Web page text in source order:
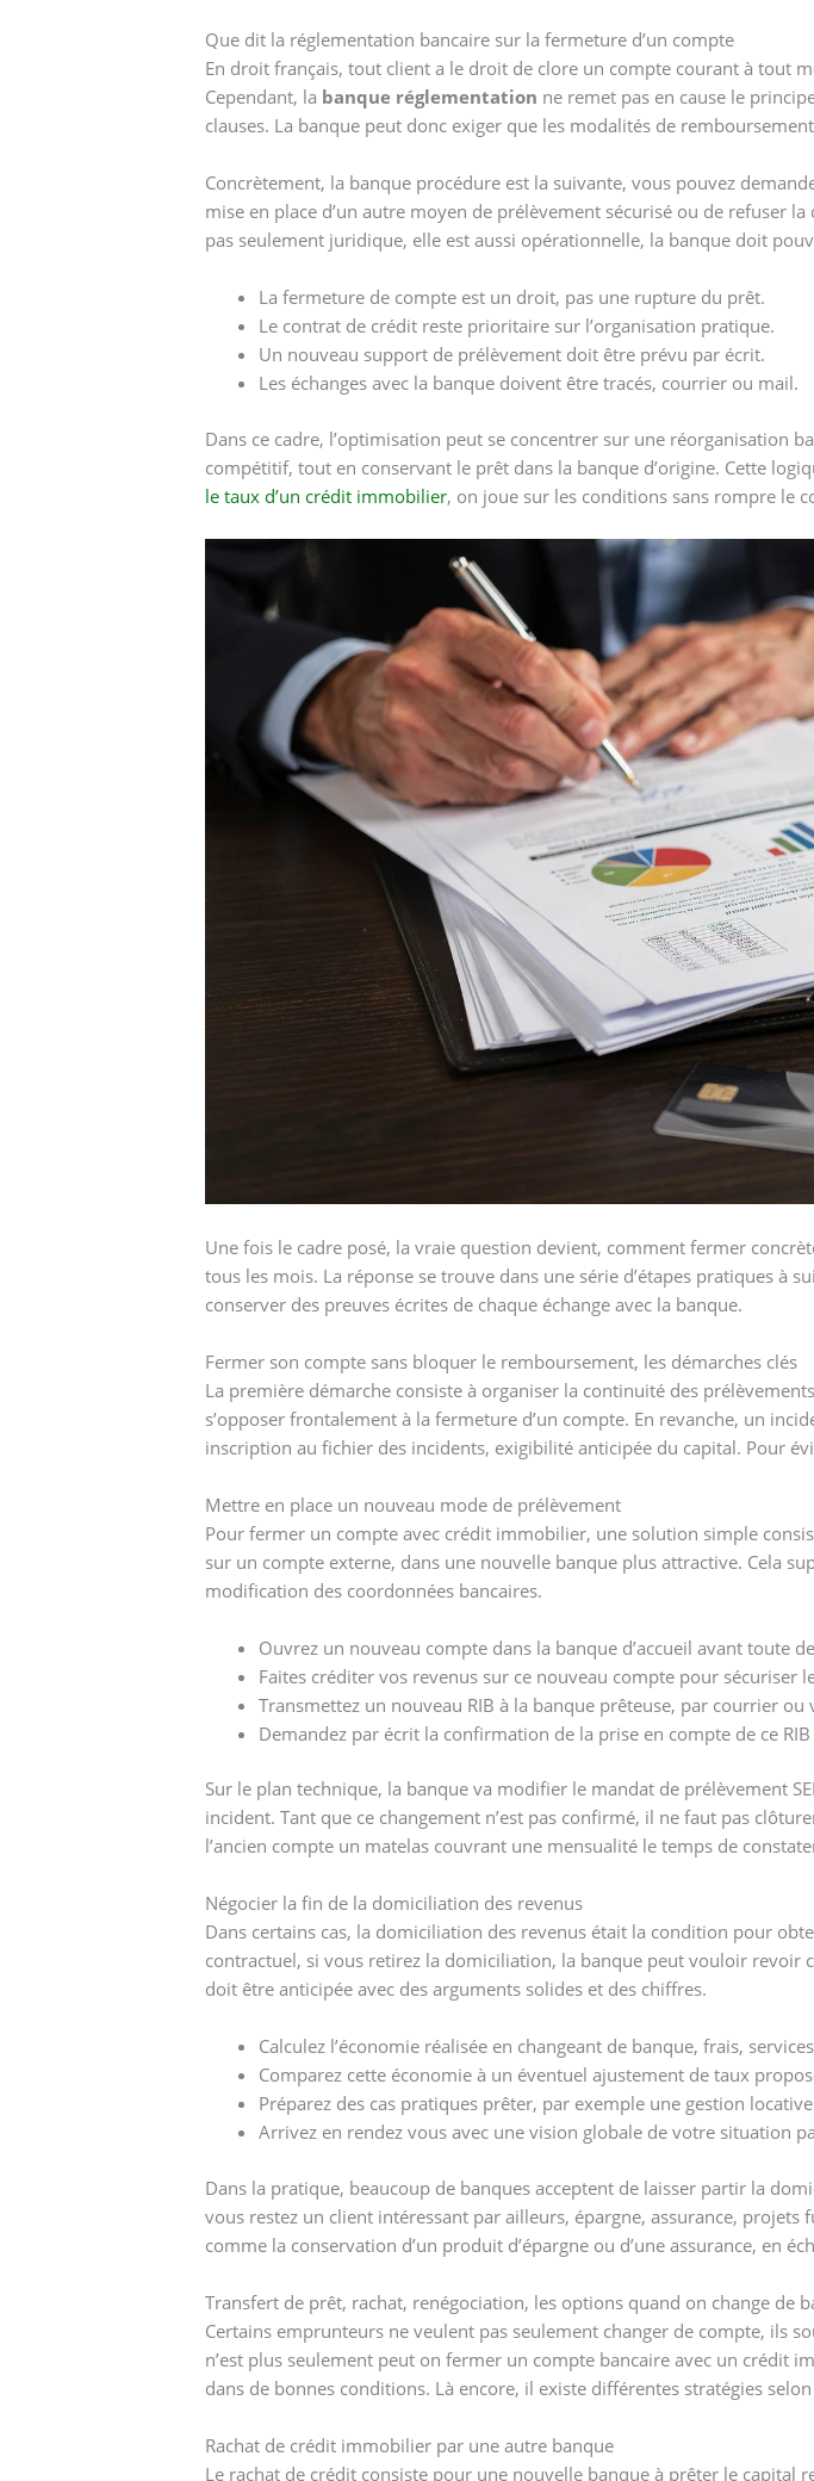
Que dit la réglementation bancaire sur la fermeture d’un compte
En droit français, tout client a le droit de clore un compte courant à tout
Cependant, la banque réglementation ne remet pas en cause le
clauses. La banque peut donc exiger que les modalités de
Concrètement, la banque procédure est la suivante, vous pouvez
mise en place d’un autre moyen de prélèvement sécurisé ou de refuser
pas seulement juridique, elle est aussi opérationnelle, la banque doit
La fermeture de compte est un droit, pas une rupture du prêt.
Le contrat de crédit reste prioritaire sur l’organisation pratique.
Un nouveau support de prélèvement doit être prévu par écrit.
Les échanges avec la banque doivent être tracés, courrier ou mail.
Dans ce cadre, l’optimisation peut se concentrer sur une réorganisation
compétitif, tout en conservant le prêt dans la banque d’origine. Cette
le taux d’un crédit immobilier, on joue sur les conditions sans rompre le
Une fois le cadre posé, la vraie question devient, comment fermer
tous les mois. La réponse se trouve dans une série d’étapes pratiques à
conserver des preuves écrites de chaque échange avec la banque.
Fermer son compte sans bloquer le remboursement, les démarches clés
La première démarche consiste à organiser la continuité des
s’opposer frontalement à la fermeture d’un compte. En revanche, un
inscription au fichier des incidents, exigibilité anticipée du capital. Pour
Mettre en place un nouveau mode de prélèvement
Pour fermer un compte avec crédit immobilier, une solution simple
sur un compte externe, dans une nouvelle banque plus attractive. Cela
modification des coordonnées bancaires.
Ouvrez un nouveau compte dans la banque d’accueil avant toute
Faites créditer vos revenus sur ce nouveau compte pour sécuriser
Transmettez un nouveau RIB à la banque prêteuse, par courrier ou
Demandez par écrit la confirmation de la prise en compte de ce
Sur le plan technique, la banque va modifier le mandat de prélèvement
incident. Tant que ce changement n’est pas confirmé, il ne faut pas
l’ancien compte un matelas couvrant une mensualité le temps de
Négocier la fin de la domiciliation des revenus
Dans certains cas, la domiciliation des revenus était la condition pour
contractuel, si vous retirez la domiciliation, la banque peut vouloir revoir
doit être anticipée avec des arguments solides et des chiffres.
Calculez l’économie réalisée en changeant de banque, frais,
Comparez cette économie à un éventuel ajustement de taux
Préparez des cas pratiques prêter, par exemple une gestion
Arrivez en rendez vous avec une vision globale de votre situation
Dans la pratique, beaucoup de banques acceptent de laisser partir la
vous restez un client intéressant par ailleurs, épargne, assurance,
comme la conservation d’un produit d’épargne ou d’une assurance, en
Transfert de prêt, rachat, renégociation, les options quand on change de
Certains emprunteurs ne veulent pas seulement changer de compte, ils
n’est plus seulement peut on fermer un compte bancaire avec un crédit
dans de bonnes conditions. Là encore, il existe différentes stratégies
Rachat de crédit immobilier par une autre banque
Le rachat de crédit consiste pour une nouvelle banque à prêter le